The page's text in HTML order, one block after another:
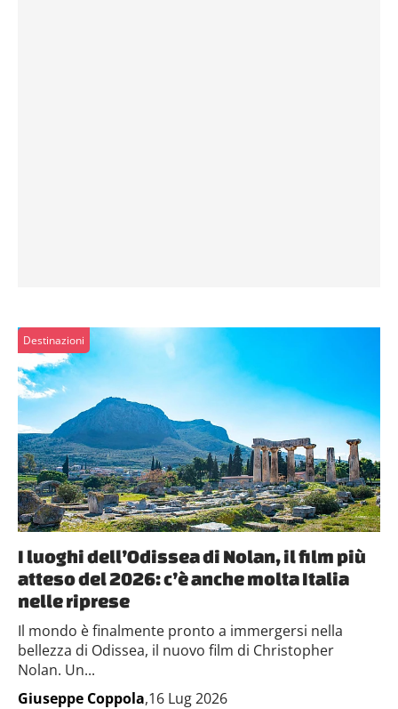
Destinazioni
I luoghi dell’Odissea di Nolan, il film più
atteso del 2026: c’è anche molta Italia
nelle riprese
Il mondo è finalmente pronto a immergersi nella
bellezza di Odissea, il nuovo film di Christopher
Nolan. Un...
Giuseppe Coppola,16 Lug 2026